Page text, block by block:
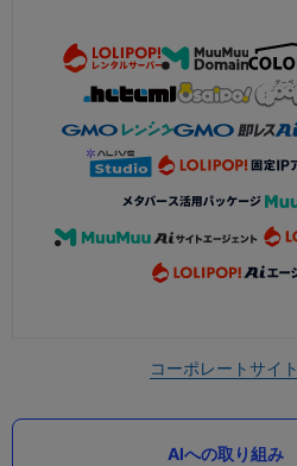
コーポレートサイト
AIへの取り組み